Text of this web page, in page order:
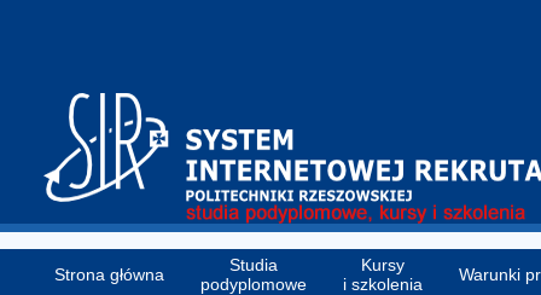
Strona główna
Studia
podyplomowe
Kursy
i szkolenia
Warunki